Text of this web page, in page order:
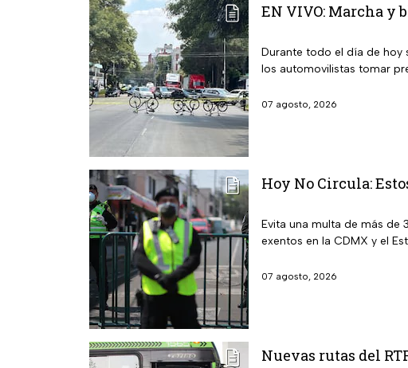
EN VIVO: Marcha y
Durante todo el día de hoy
los automovilistas tomar
07 agosto, 2026
Hoy No Circula:
Evita una multa de más de
exentos en la CDMX y el
07 agosto, 2026
Nuevas rutas del